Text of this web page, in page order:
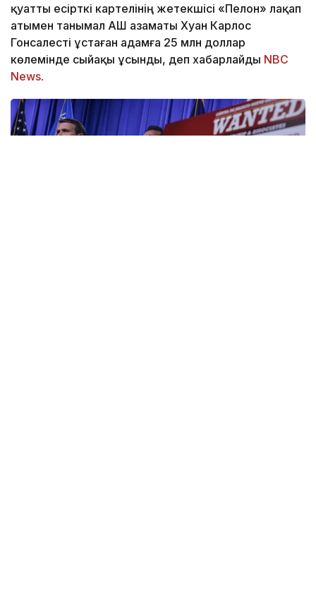
қуатты есірткі картелінің жетекшісі «Пелон» лақап
атымен танымал АҚШ азаматы Хуан Карлос
Гонсалесті ұстаған адамға 25 млн доллар
көлемінде сыйақы ұсынды, деп хабарлайды NBC
News.